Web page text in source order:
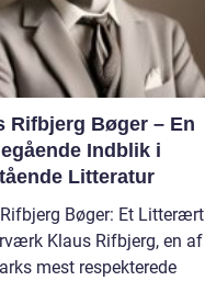
Rifbjerg Bøger – En
Indblik i
Litteratur
Bøger: Et Litterært
en af
mest respekterede